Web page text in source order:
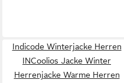
Indicode Winterjacke Herren
INCoolios Jacke Winter
Herrenjacke Warme Herren